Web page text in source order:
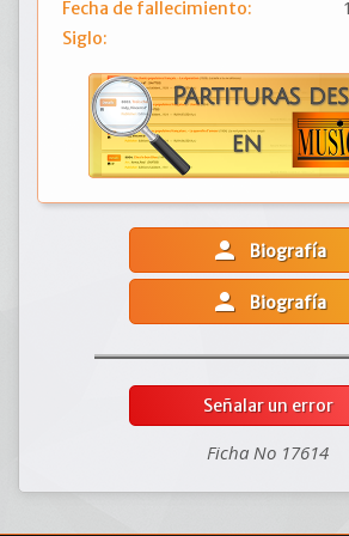
Fecha de fallecimiento:
Siglo:
person Biografía
person Biografía
Señalar un error
Ficha No 17614